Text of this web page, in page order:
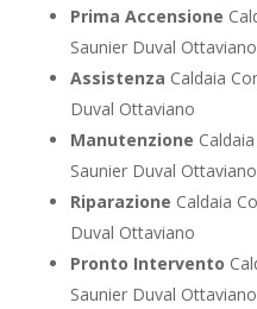
Prima Accensione
Saunier Duval Ottaviano
Assistenza Caldaia
Duval Ottaviano
Manutenzione
Saunier Duval Ottaviano
Riparazione Caldaia
Duval Ottaviano
Pronto Intervento
Saunier Duval Ottaviano